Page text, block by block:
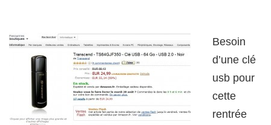
Besoin
d’une clé
usb pour
cette
rentrée